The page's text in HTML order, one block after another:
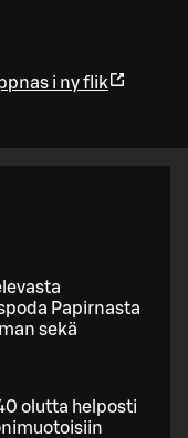
i ny flik
Papirnasta
sekä
olutta helposti